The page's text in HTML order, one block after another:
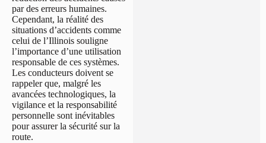
par des erreurs humaines.
Cependant, la réalité des
situations d’accidents comme
celui de l’Illinois souligne
l’importance d’une utilisation
responsable de ces systèmes.
Les conducteurs doivent se
rappeler que, malgré les
avancées technologiques, la
vigilance et la responsabilité
personnelle sont inévitables
pour assurer la sécurité sur la
route.